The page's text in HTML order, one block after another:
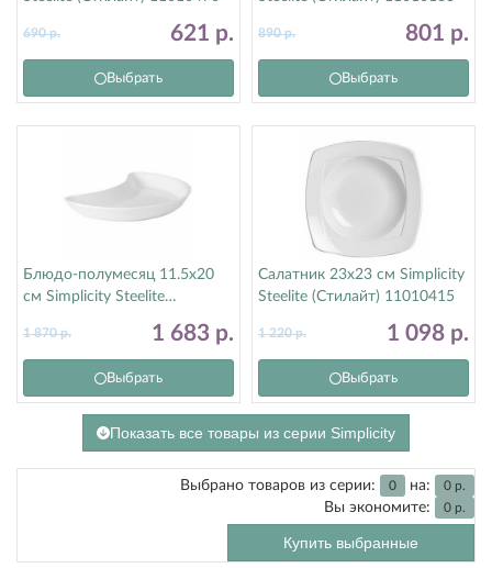
621 р.
690р.
Выбрать
801 р.
890р.
Выбрать
Блюдо-полумесяц 11.5х20
см Simplicity Steelite
1 683 р.
1 870р.
Выбрать
Салатник 23х23 см Simplicity
Steelite (Стилайт) 11010415
1 098 р.
1 220р.
Выбрать
Показать все товары из серии Simplicity
Выбрано товаров из серии: 0 на: 0 р.
Вы экономите: 0 р.
Купить выбранные